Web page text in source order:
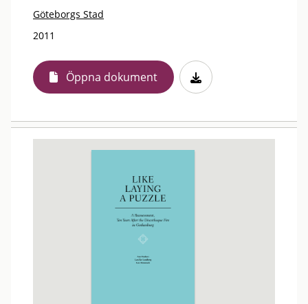
Göteborgs Stad
2011
Öppna dokument